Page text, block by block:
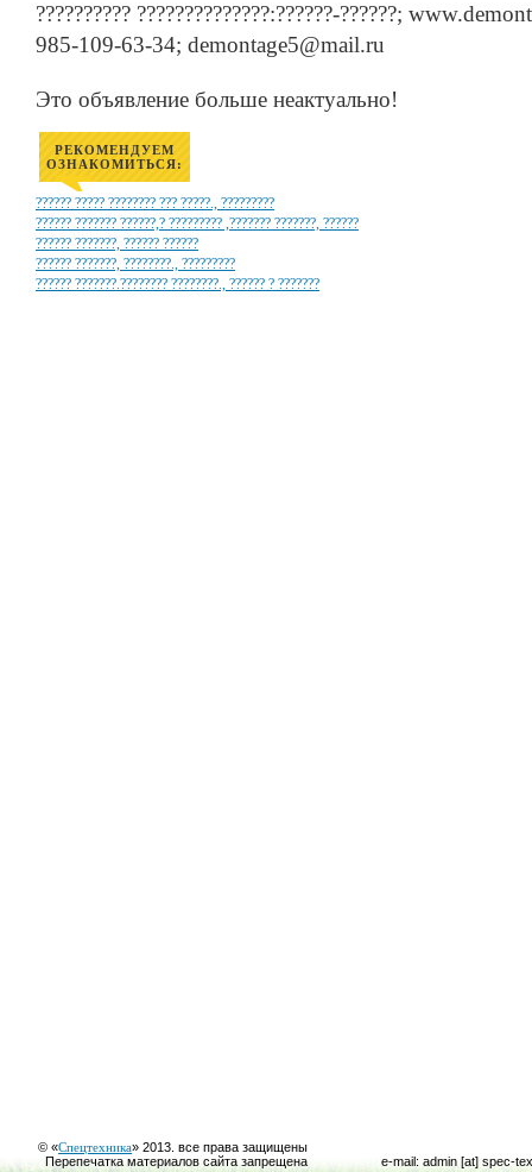
?????????? ??????????????:??????-??????;
985-109-63-34; demontage5@mail.ru
Это объявление больше неактуально!
РЕКОМЕНДУЕМ
ОЗНАКОМИТЬСЯ:
?????? ????? ???????? ??? ?????., ?????????
?????? ??????? ??????,? ????????? ,??????? ???????, ??????
?????? ???????, ?????? ??????
?????? ???????, ????????., ?????????
?????? ???????.???????? ????????., ?????? ? ???????
© «Спецтехника» 2013. все права защищены
Перепечатка материалов сайта запрещена
e-mail: admin [at] spec-